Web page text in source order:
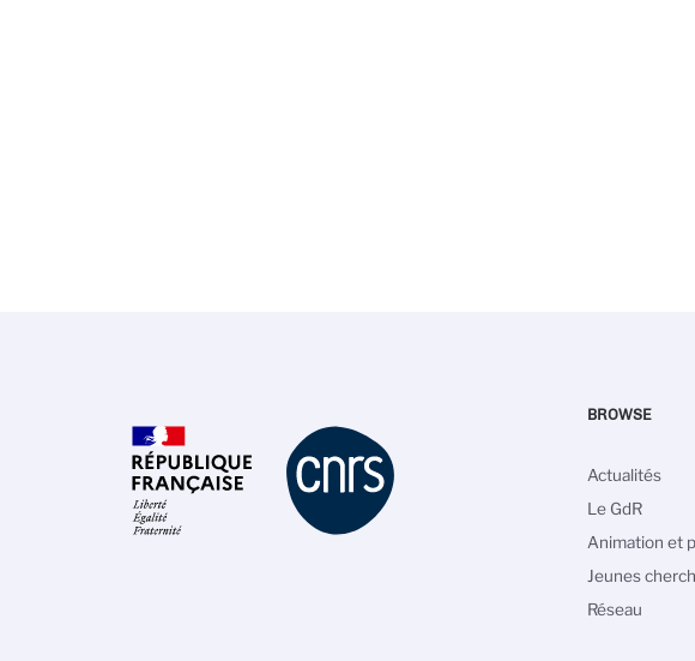
BROWSE
Navigation
principale
Actualités
Le GdR
Animation et
Jeunes
Réseau